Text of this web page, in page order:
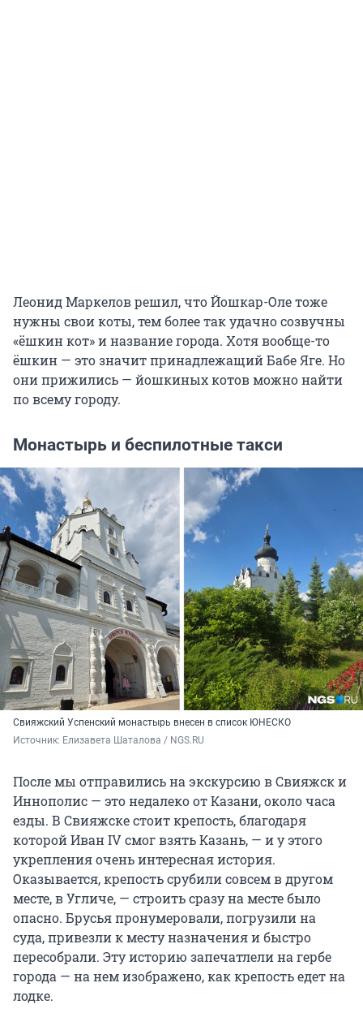
Леонид Маркелов решил, что Йошкар-Оле тоже
нужны свои коты, тем более так удачно созвучны
«ёшкин кот» и название города. Хотя вообще-то
ёшкин — это значит принадлежащий Бабе Яге. Но
они прижились — йошкиных котов можно найти
по всему городу.
Монастырь и беспилотные такси
Свияжский Успенский монастырь внесен в список ЮНЕСКО
Источник: Елизавета Шаталова / NGS.RU
После мы отправились на экскурсию в Свияжск и
Иннополис — это недалеко от Казани, около часа
езды. В Свияжске стоит крепость, благодаря
которой ИванIVсмог взять Казань, — и у этого
укрепления очень интересная история.
Оказывается, крепость срубили совсем в другом
месте, в Угличе, — строить сразу на месте было
опасно. Брусья пронумеровали, погрузили на
суда, привезли к месту назначения и быстро
пересобрали. Эту историю запечатлели на гербе
города — на нем изображено, как крепость едет на
лодке.